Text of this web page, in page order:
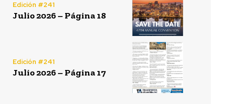
Edición #241
Julio 2026 – Página 18
Edición #241
Julio 2026 – Página 17